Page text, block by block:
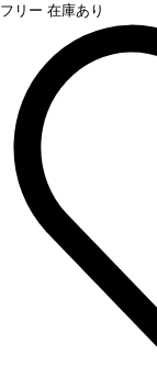
フリー 在庫あり